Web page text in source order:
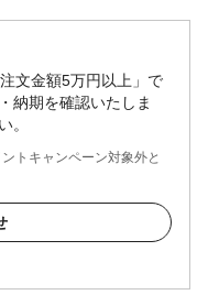
文金額5万円以上」で
納期を確認いたしま
。
トキャンペーン対象外と